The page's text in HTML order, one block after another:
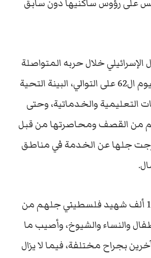
على رؤوس ساكنيها دون سابق
الإسرائيلي خلال حربه المتواصلة
على قطاع غزة لليوم ال62 على التوالي، البينة التحية
والخدماتية، وحتى
من القصف ومحاصرتها من قبل
جلها عن الخدمة في مناطق
وارتقى أكثر من 16 ألف شهيد فلسطيني جلهم من
والنساء والشيوخ، وأصيب ما
42 ألف آخرين بجراح مختلفة، فيما لا يزال